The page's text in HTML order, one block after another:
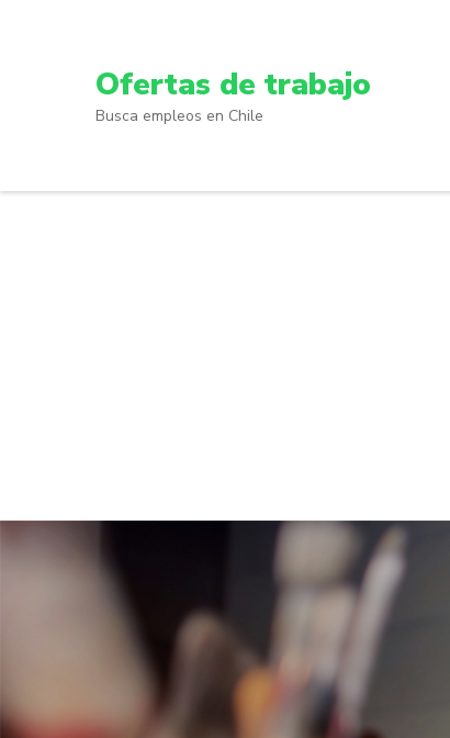
Ofertas de trabajo
Busca empleos en Chile